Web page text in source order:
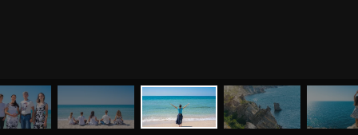
ЙОГА СЕМИНАРЫ МЕНЮ О НАС МАГАЗИН